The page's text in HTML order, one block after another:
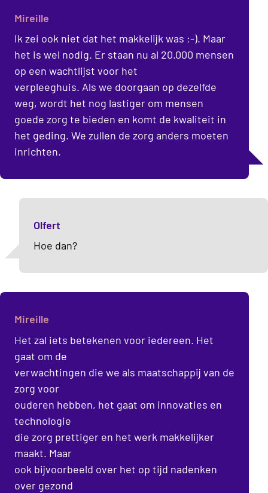
Mireille
Ik zei ook niet dat het makkelijk was ;-). Maar
het is wel nodig. Er staan nu al 20.000 mensen
op een wachtlijst voor het
verpleeghuis. Als we doorgaan op dezelfde
weg, wordt het nog lastiger om mensen
goede zorg te bieden en komt de kwaliteit in
het geding. We zullen de zorg anders moeten
inrichten.
Olfert
Hoe dan?
Mireille
Het zal iets betekenen voor iedereen. Het
gaat om de
verwachtingen die we als maatschappij van de
zorg voor
ouderen hebben, het gaat om innovaties en
technologie
die zorg prettiger en het werk makkelijker
maakt. Maar
ook bijvoorbeeld over het op tijd nadenken
over gezond